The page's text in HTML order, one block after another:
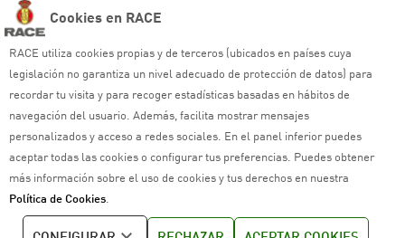
Cookies en RACE
RACE utiliza cookies propias y de terceros (ubicados en países cuya
legislación no garantiza un nivel adecuado de protección de datos) para
recordar tu visita y para recoger estadísticas basadas en hábitos de
navegación del usuario. Además, facilita mostrar mensajes
personalizados y acceso a redes sociales. En el panel inferior puedes
aceptar todas las cookies o configurar tus preferencias. Puedes obtener
más información sobre el uso de cookies y tus derechos en nuestra
Política de Cookies
Política de privacidad
Política de cookies
Política de venta
Política de calidad
Canal de denuncias